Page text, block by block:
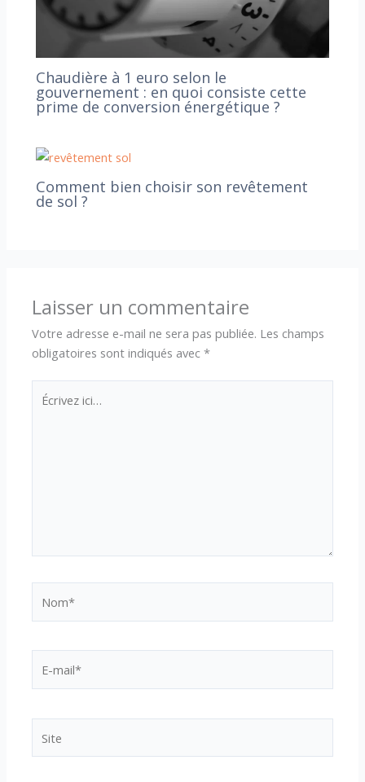
Chaudière à 1 euro selon le
gouvernement : en quoi consiste cette
prime de conversion énergétique ?
Comment bien choisir son revêtement
de sol ?
Laisser un commentaire
Votre adresse e-mail ne sera pas publiée. Les champs
obligatoires sont indiqués avec*
Écrivez
ici…
mail*